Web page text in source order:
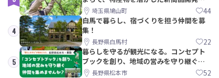
PRメンバー募集！
埼玉県鳩山町 44
4
白馬で暮らし、宿づくりを担う仲間を募
集！
長野県白馬村 22
5
暮らしを守るが観光になる。コンセプト
ブックを創り、地域の営みを守り継ぐ仲
間を集めませんか？
長野県松本市 52